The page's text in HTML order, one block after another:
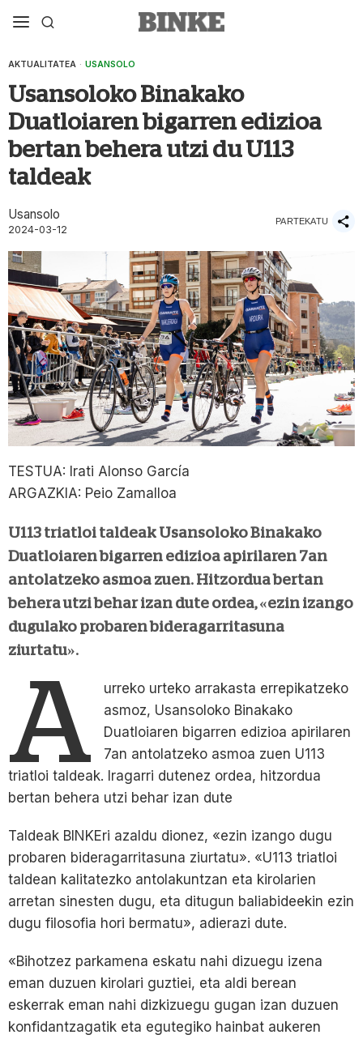
AKTUALITATEA · USANSOLO
Usansoloko Binakako
Duatloiaren bigarren edizioa
bertan behera utzi du U113
taldeak
Usansolo
2024-03-12
PARTEKATU
TESTUA: Irati Alonso García
ARGAZKIA: Peio Zamalloa
U113 triatloi taldeak Usansoloko Binakako
Duatloiaren bigarren edizioa apirilaren 7an
antolatzeko asmoa zuen. Hitzordua bertan
behera utzi behar izan dute ordea, «ezin izango
dugulako probaren bideragarritasuna
ziurtatu».
A
urreko urteko arrakasta errepikatzeko
asmoz, Usansoloko Binakako
Duatloiaren bigarren edizioa apirilaren
7an antolatzeko asmoa zuen U113
triatloi taldeak. Iragarri dutenez ordea, hitzordua
bertan behera utzi behar izan dute
Taldeak BINKEri azaldu dionez, «ezin izango dugu
probaren bideragarritasuna ziurtatu». «U113 triatloi
taldean kalitatezko antolakuntzan eta kirolarien
arretan sinesten dugu, eta ditugun baliabideekin ezin
dugu filosofia hori bermatu», adierazi dute.
«Bihotzez parkamena eskatu nahi dizuegu izena
eman duzuen kirolari guztiei, eta aldi berean
eskerrak eman nahi dizkizuegu gugan izan duzuen
konfidantzagatik eta egutegiko hainbat aukeren